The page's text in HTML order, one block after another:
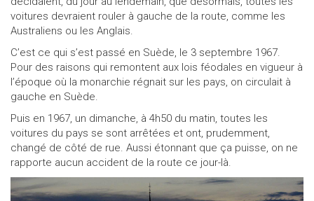
voitures devraient rouler à gauche de la route, comme les
Australiens ou les Anglais.
C’est ce qui s’est passé en Suède, le 3 septembre 1967.
Pour des raisons qui remontent aux lois féodales en vigueur à
l’époque où la monarchie régnait sur les pays, on circulait à
gauche en Suède.
Puis en 1967, un dimanche, à 4h50 du matin, toutes les
voitures du pays se sont arrêtées et ont, prudemment,
changé de côté de rue. Aussi étonnant que ça puisse, on ne
rapporte aucun accident de la route ce jour-là.